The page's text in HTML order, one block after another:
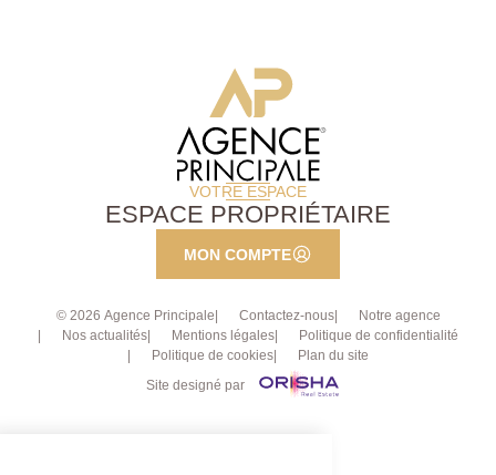
VOTRE ESPACE
ESPACE PROPRIÉTAIRE
MON COMPTE
© 2026 Agence Principale Contactez-nous
Notre agence
Nos actualités
Mentions légales
Politique de confidentialité
Politique de cookies
Plan du site
Site designé par